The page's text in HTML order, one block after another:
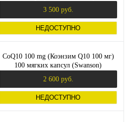
3 500 руб.
НЕДОСТУПНО
CoQ10 100 mg (Коэнзим Q10 100 мг)
100 мягких капсул (Swanson)
2 600 руб.
НЕДОСТУПНО